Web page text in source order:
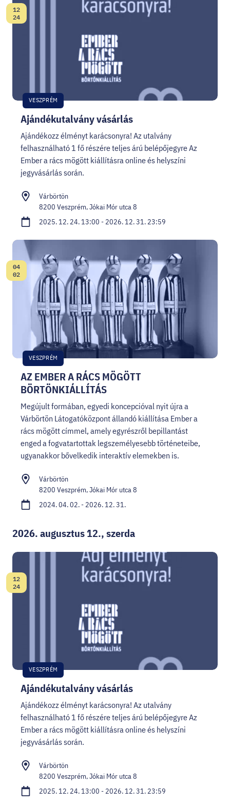
Ajándékutalvány vásárlás
VESZPRÉM
Dátum:
12
24
Ajándékozz élményt karácsonyra! Az utalvány
felhasználható 1 fő részére teljes árú belépőjegyre Az
Ember a rács mögött kiállításra online és helyszíni
jegyvásárlás során.
Várbörtön
8200 Veszprém, Jókai Mór utca 8
2025. 12. 24. 13:00 - 2026. 12. 31. 23:59
AZ EMBER A RÁCS MÖGÖTT
BÖRTÖNKIÁLLÍTÁS
VESZPRÉM
Dátum:
04
02
Megújult formában, egyedi koncepcióval nyit újra a
Várbörtön Látogatóközpont állandó kiállítása Ember a
rács mögött címmel, amely egyrészről bepillantást
enged a fogvatartottak legszemélyesebb történeteibe,
ugyanakkor bővelkedik interaktív elemekben is.
Várbörtön
8200 Veszprém, Jókai Mór utca 8
2024. 04. 02. - 2026. 12. 31.
2026. augusztus 12., szerda
Ajándékutalvány vásárlás
VESZPRÉM
Dátum:
12
24
Ajándékozz élményt karácsonyra! Az utalvány
felhasználható 1 fő részére teljes árú belépőjegyre Az
Ember a rács mögött kiállításra online és helyszíni
jegyvásárlás során.
Várbörtön
8200 Veszprém, Jókai Mór utca 8
2025. 12. 24. 13:00 - 2026. 12. 31. 23:59